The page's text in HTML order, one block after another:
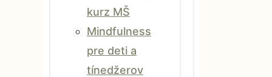
kurz MŠ
Mindfulness
pre deti a
tínedžerov